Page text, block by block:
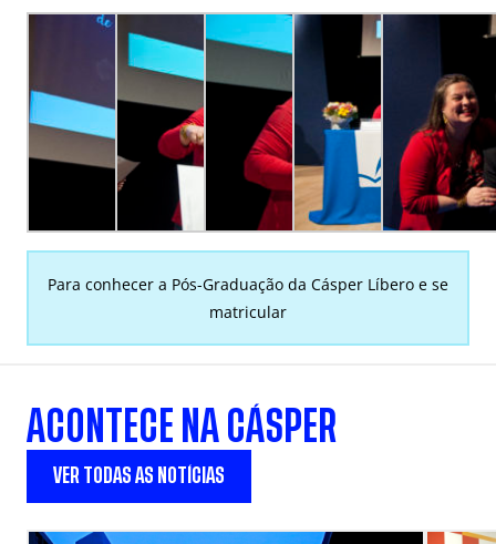
Para conhecer a Pós-Graduação da Cásper Líbero e se
matricular
ACONTECE NA CÁSPER
VER TODAS AS NOTÍCIAS